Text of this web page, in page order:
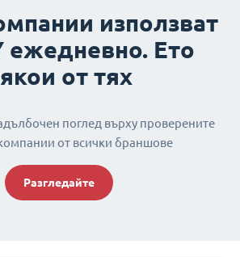
използват
ежедневно. Ето
от тях
поглед върху проверените
от всички браншове
Разгледайте